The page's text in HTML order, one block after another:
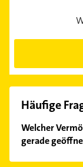
Häufige
Welcher
gerade
Im Anbieter-